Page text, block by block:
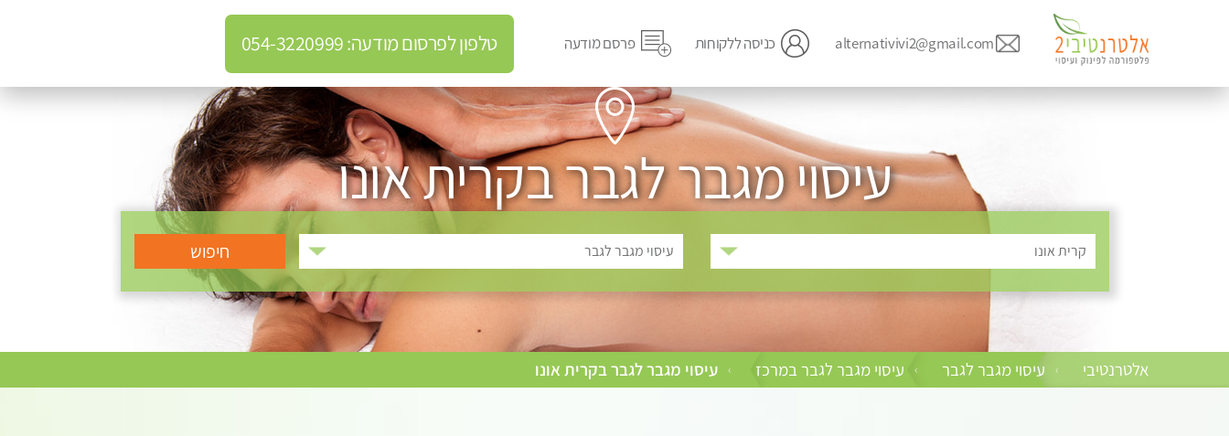
alternativivi2@gmail.com כניסה ללקוחות פרסם מודעה טלפון לפרסום מודעה: 054-3220999
עיסוי מגבר לגבר בקרית אונו
קרית אונו עיסוי מגבר לגבר
אלטרנטיבי › עיסוי מגבר לגבר › עיסוי מגבר לגבר במרכז › עיסוי מגבר לגבר בקרית אונו